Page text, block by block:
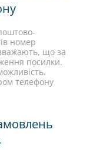
номер
що за
посилки.
телефону